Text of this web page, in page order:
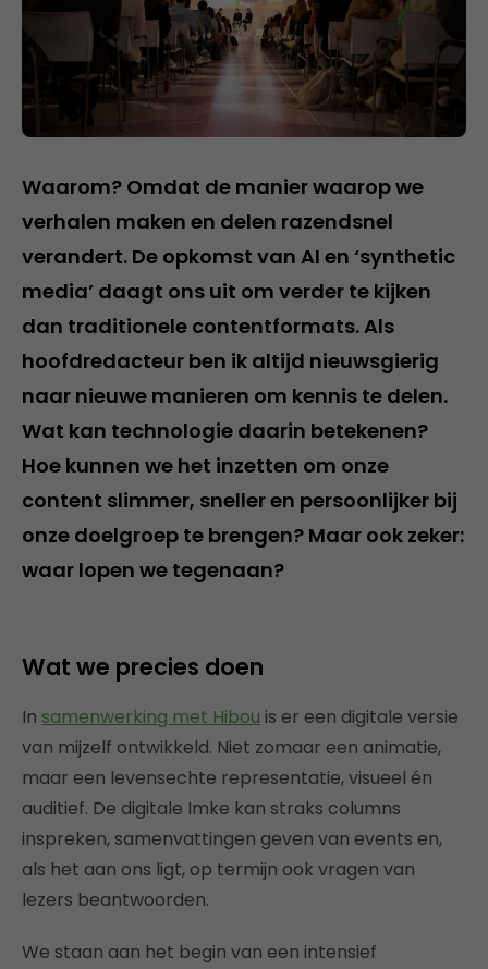
Waarom? Omdat de manier waarop we
verhalen maken en delen razendsnel
verandert. De opkomst van AI en ‘synthetic
media’ daagt ons uit om verder te kijken
dan traditionele contentformats. Als
hoofdredacteur ben ik altijd nieuwsgierig
naar nieuwe manieren om kennis te delen.
Wat kan technologie daarin betekenen?
Hoe kunnen we het inzetten om onze
content slimmer, sneller en persoonlijker bij
onze doelgroep te brengen? Maar ook zeker:
waar lopen we tegenaan?
Wat we precies doen
In samenwerking met Hibou is er een digitale versie
van mijzelf ontwikkeld. Niet zomaar een animatie,
maar een levensechte representatie, visueel én
auditief. De digitale Imke kan straks columns
inspreken, samenvattingen geven van events en,
als het aan ons ligt, op termijn ook vragen van
lezers beantwoorden.
We staan aan het begin van een intensief